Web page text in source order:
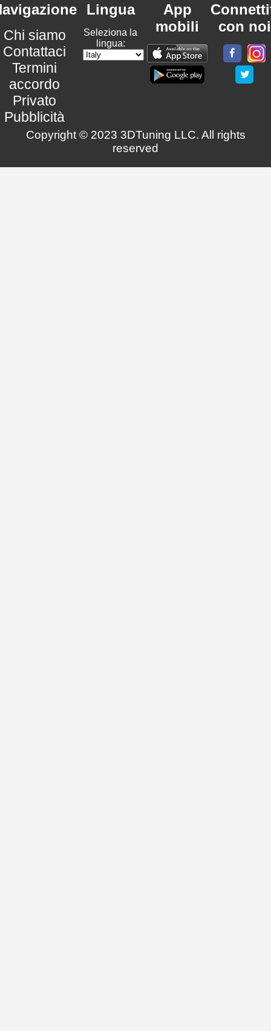
Chi siamo
Contattaci
Termini
accordo
Privato
Pubblicità
Lingua
Seleziona la
lingua:
App
mobili
con noi
Copyright © 2023 3DTuning LLC. All rights
reserved